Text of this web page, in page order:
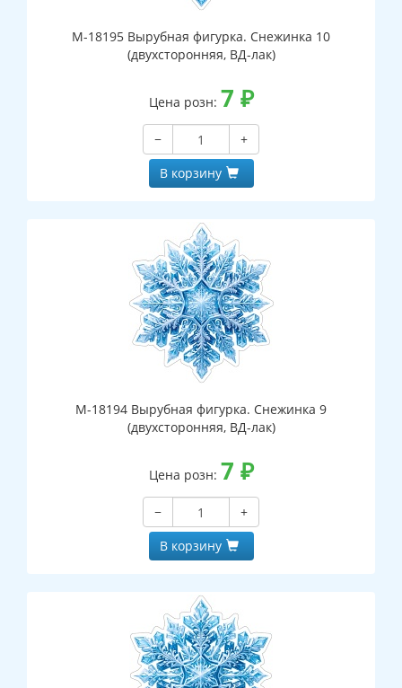
М-18195 Вырубная фигурка. Снежинка 10
(двухсторонняя, ВД-лак)
Цена розн: 7 ₽
−
+
В корзину
М-18194 Вырубная фигурка. Снежинка 9
(двухсторонняя, ВД-лак)
Цена розн: 7 ₽
−
+
В корзину